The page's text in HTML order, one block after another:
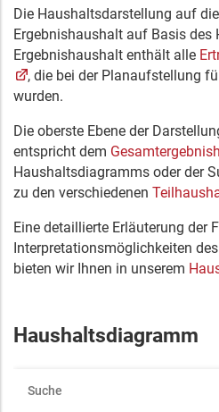
Die Haushaltsdarstellung auf
Ergebnishaushalt auf Basis des
Ergebnishaushalt enthält alle
, die bei der Planaufstellung
wurden.
Die oberste Ebene der
entspricht dem
Haushaltsdiagramms oder der
zu den verschiedenen
Eine detaillierte Erläuterung der
Interpretationsmöglichkeiten
bieten wir Ihnen in unserem
Haushaltsdiagramm